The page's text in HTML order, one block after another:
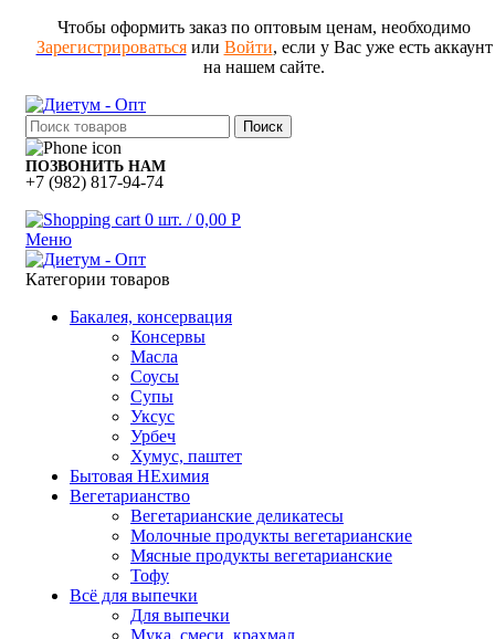
Чтобы оформить заказ по оптовым ценам, необходимо
Зарегистрироватьсяили Войти, если у Вас уже есть аккаунт
на нашем сайте.
Поиск
ПОЗВОНИТЬ НАМ
+7 (982) 817-94-74
0 шт. / 0,00 Р
Меню
Категории товаров
Бакалея, консервация
Консервы
Масла
Соусы
Супы
Уксус
Урбеч
Хумус, паштет
Бытовая НЕхимия
Вегетарианство
Вегетарианские деликатесы
Молочные продукты вегетарианские
Мясные продукты вегетарианские
Тофу
Всё для выпечки
Для выпечки
Мука, смеси, крахмал